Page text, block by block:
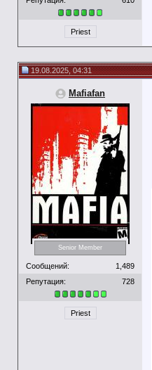
Priest
19.08.2025, 04:31
Mafiafan
Senior Member
Сообщений:
1,489
Репутация:
728
Priest